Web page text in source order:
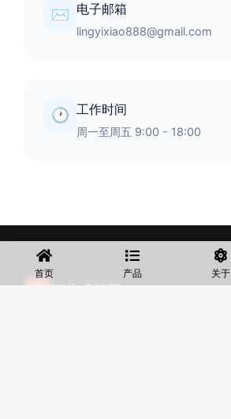
✉️ 电子邮箱
lingyixiao888@gmail.com
🕐 工作时间
周一至周五 9:00 - 18:00
◆ 河北盛世网
首页 产品 关于